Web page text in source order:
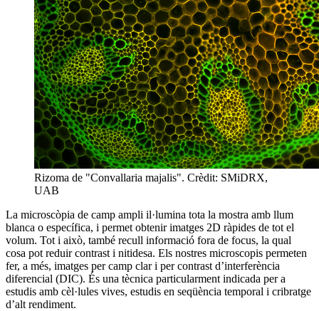
Rizoma de "Convallaria majalis". Crèdit: SMiDRX,
UAB
La microscòpia de camp ampli il·lumina tota la mostra amb llum
blanca o específica, i permet obtenir imatges 2D ràpides de tot el
volum. Tot i això, també recull informació fora de focus, la qual
cosa pot reduir contrast i nitidesa. Els nostres microscopis permeten
fer, a més, imatges per camp clar i per contrast d’interferència
diferencial (DIC). És una tècnica particularment indicada per a
estudis amb cèl·lules vives, estudis en seqüència temporal i cribratge
d’alt rendiment.